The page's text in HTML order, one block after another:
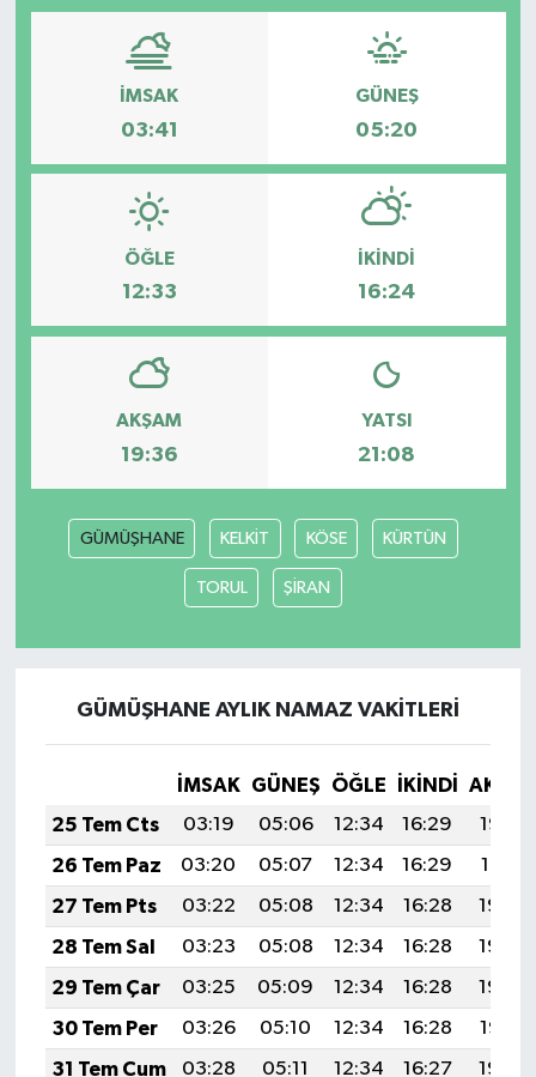
İMSAK
03:41
GÜNEŞ
05:20
ÖĞLE
12:33
İKINDI
16:24
AKŞAM
19:36
YATSI
21:08
GÜMÜŞHANE KELKİT KÖSE KÜRTÜN
TORUL ŞİRAN
GÜMÜŞHANE AYLIK NAMAZ VAKITLERI
İMSAK GÜNEŞ ÖĞLE İKINDI
25 Tem Cts
03:19 05:06 12:34 16:29
19:52
26 Tem Paz
03:20 05:07 12:34 16:29
19:51
27 Tem Pts
03:22 05:08 12:34 16:28
19:50
28 Tem Sal
03:23 05:08 12:34 16:28
19:49
29 Tem Çar
03:25 05:09 12:34 16:28
19:48
30 Tem Per
03:26 05:10 12:34 16:28
19:47
31 Tem Cum
03:28 05:11 12:34 16:27
19:46
Turizm
Kültür ve Sanat
Sivil Toplum
Tarım
Güvenlik
Resmi İlanlar